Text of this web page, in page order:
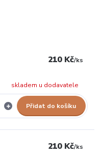
210 Kč/ks
skladem u dodavatele
Přidat do košíku
210 Kč/ks